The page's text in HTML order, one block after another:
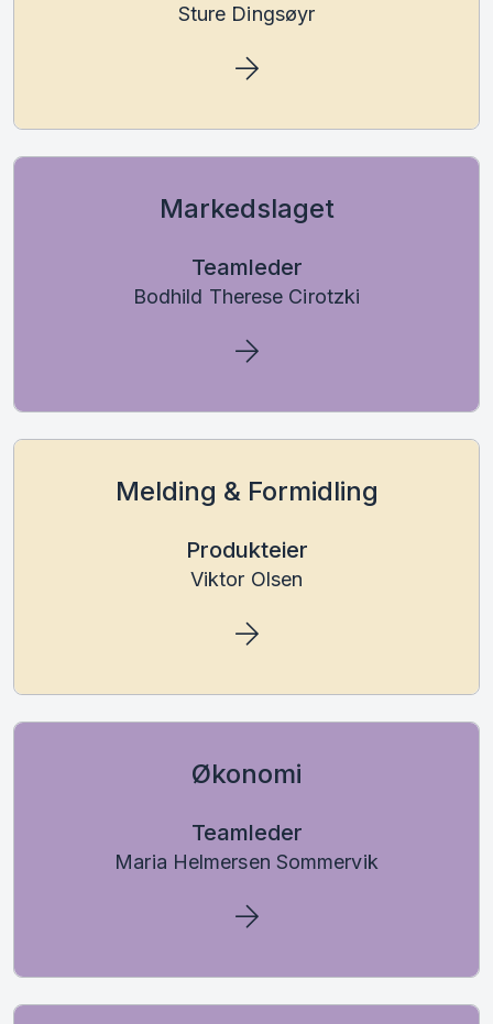
Sture Dingsøyr
Markedslaget
Teamleder
Bodhild Therese Cirotzki
Melding & Formidling
Produkteier
Viktor Olsen
Økonomi
Teamleder
Maria Helmersen Sommervik